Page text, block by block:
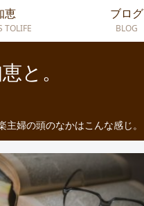
と。
婦の頭のなかはこんな感じ。
恵
TOLIFE
ブログ
BLOG